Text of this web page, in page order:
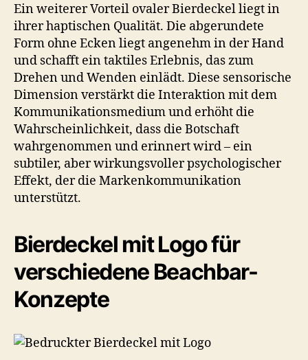
Ein weiterer Vorteil ovaler Bierdeckel liegt in
ihrer haptischen Qualität. Die abgerundete
Form ohne Ecken liegt angenehm in der Hand
und schafft ein taktiles Erlebnis, das zum
Drehen und Wenden einlädt. Diese sensorische
Dimension verstärkt die Interaktion mit dem
Kommunikationsmedium und erhöht die
Wahrscheinlichkeit, dass die Botschaft
wahrgenommen und erinnert wird – ein
subtiler, aber wirkungsvoller psychologischer
Effekt, der die Markenkommunikation
unterstützt.
Bierdeckel mit Logo für
verschiedene Beachbar-
Konzepte